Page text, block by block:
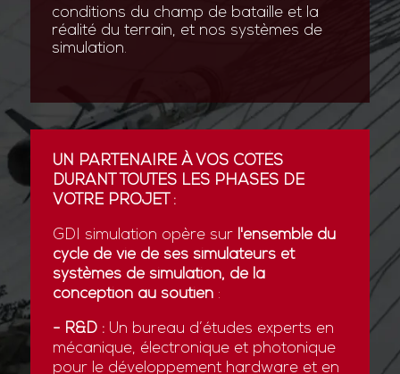
conditions du champ de bataille et la
réalité du terrain, et nos systèmes de
simulation.
UN PARTENAIRE À VOS CÔTÉS
DURANT TOUTES LES PHASES DE
VOTRE PROJET :
GDI simulation opère sur l'ensemble du
cycle de vie de ses simulateurs et
systèmes de simulation, de la
conception au soutien:
- R&D :Un bureau d’études experts en
mécanique, électronique et photonique
pour le développement hardware et en